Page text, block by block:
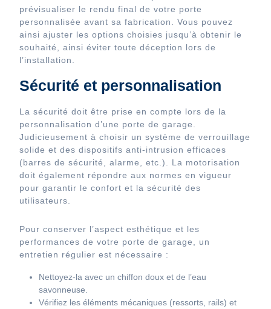
prévisualiser le rendu final de votre porte
personnalisée avant sa fabrication. Vous pouvez
ainsi ajuster les options choisies jusqu’à obtenir le
souhaité, ainsi éviter toute déception lors de
l’installation.
Sécurité et personnalisation
La sécurité doit être prise en compte lors de la
personnalisation d’une porte de garage.
Judicieusement à choisir un système de verrouillage
solide et des dispositifs anti-intrusion efficaces
(barres de sécurité, alarme, etc.). La motorisation
doit également répondre aux normes en vigueur
pour garantir le confort et la sécurité des
utilisateurs.
Pour conserver l’aspect esthétique et les
performances de votre porte de garage, un
entretien régulier est nécessaire :
Nettoyez-la avec un chiffon doux et de l’eau
savonneuse.
Vérifiez les éléments mécaniques (ressorts, rails) et